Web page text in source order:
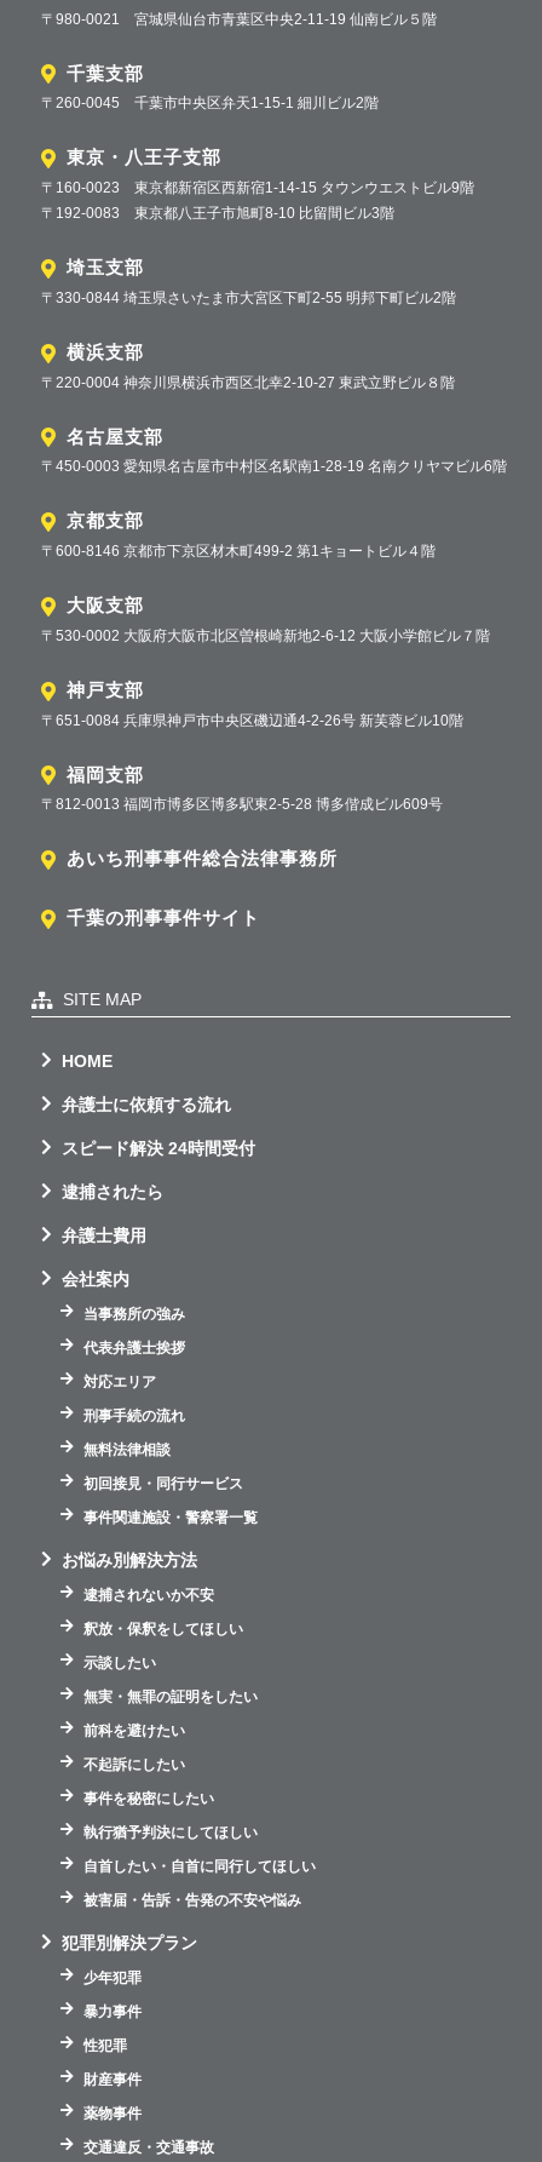
〒980-0021 宮城県仙台市青葉区中央2-11-19 仙南ビル５階
千葉支部
〒260-0045 千葉市中央区弁天1-15-1 細川ビル2階
東京・八王子支部
〒160-0023 東京都新宿区西新宿1-14-15 タウンウエストビル9階
〒192-0083 東京都八王子市旭町8-10 比留間ビル3階
埼玉支部
〒330-0844 埼玉県さいたま市大宮区下町2-55 明邦下町ビル2階
横浜支部
〒220-0004 神奈川県横浜市西区北幸2-10-27 東武立野ビル８階
名古屋支部
〒450-0003 愛知県名古屋市中村区名駅南1-28-19 名南クリヤマビル6階
京都支部
〒600-8146 京都市下京区材木町499-2 第1キョートビル４階
大阪支部
〒530-0002 大阪府大阪市北区曽根崎新地2-6-12 大阪小学館ビル７階
神戸支部
〒651-0084 兵庫県神戸市中央区磯辺通4-2-26号 新芙蓉ビル10階
福岡支部
〒812-0013 福岡市博多区博多駅東2-5-28 博多偕成ビル609号
あいち刑事事件総合法律事務所
千葉の刑事事件サイト
SITE MAP
HOME
弁護士に依頼する流れ
スピード解決 24時間受付
逮捕されたら
弁護士費用
会社案内
当事務所の強み
代表弁護士挨拶
対応エリア
刑事手続の流れ
無料法律相談
初回接見・同行サービス
事件関連施設・警察署一覧
お悩み別解決方法
逮捕されないか不安
釈放・保釈をしてほしい
示談したい
無実・無罪の証明をしたい
前科を避けたい
不起訴にしたい
事件を秘密にしたい
執行猶予判決にしてほしい
自首したい・自首に同行してほしい
被害届・告訴・告発の不安や悩み
犯罪別解決プラン
少年犯罪
暴力事件
性犯罪
財産事件
薬物事件
交通違反・交通事故